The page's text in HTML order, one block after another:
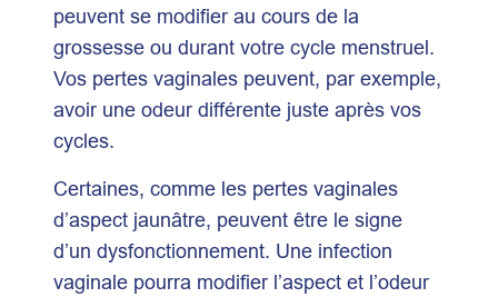
peuvent se modifier au cours de la
grossesse ou durant votre cycle menstruel.
Vos pertes vaginales peuvent, par exemple,
avoir une odeur différente juste après vos
cycles.
Certaines, comme les pertes vaginales
d’aspect jaunâtre, peuvent être le signe
d’un dysfonctionnement. Une infection
vaginale pourra modifier l’aspect et l’odeur